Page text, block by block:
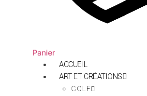
Panier
ACCUEIL
ART ET CRÉATIONS
GOLF